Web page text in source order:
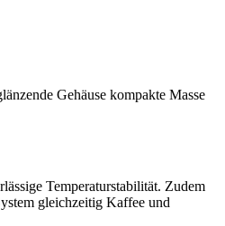
Gehäuse kompakte Masse
Temperaturstabilität. Zudem
gleichzeitig Kaffee und